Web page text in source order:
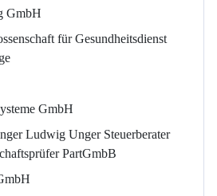
GmbH
für Gesundheitsdienst
GmbH
Ludwig Unger Steuerberater
PartGmbB